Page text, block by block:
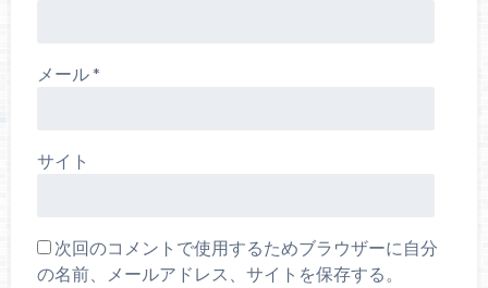
メール*
サイト
次回のコメントで使用するためブラウザーに自分
の名前、メールアドレス、サイトを保存する。